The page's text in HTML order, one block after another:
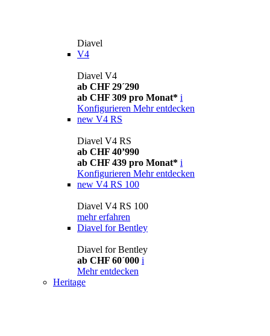
Diavel
V4
Diavel V4
ab CHF 29´290
ab CHF 309 pro Monat* i
Konfigurieren Mehr entdecken
new V4 RS
Diavel V4 RS
ab CHF 40’990
ab CHF 439 pro Monat* i
Konfigurieren Mehr entdecken
new V4 RS 100
Diavel V4 RS 100
mehr erfahren
Diavel for Bentley
Diavel for Bentley
ab CHF 60´000 i
Mehr entdecken
Heritage